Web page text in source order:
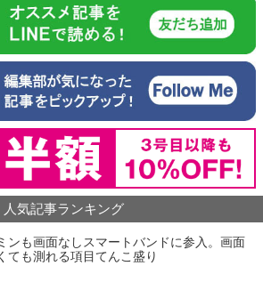
人気記事ランキング
ンも画面なしスマートバンドに参入。画面
ても測れる項目てんこ盛り